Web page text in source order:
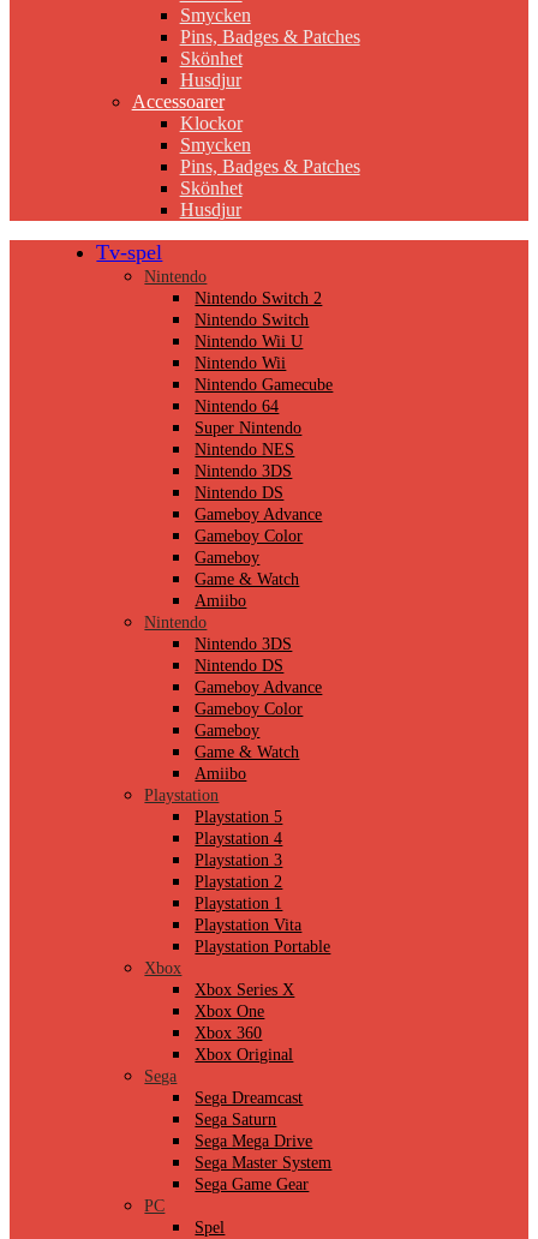
Smycken
Pins, Badges & Patches
Skönhet
Husdjur
Accessoarer
Klockor
Smycken
Pins, Badges & Patches
Skönhet
Husdjur
Tv-spel
Nintendo
Nintendo Switch 2
Nintendo Switch
Nintendo Wii U
Nintendo Wii
Nintendo Gamecube
Nintendo 64
Super Nintendo
Nintendo NES
Nintendo 3DS
Nintendo DS
Gameboy Advance
Gameboy Color
Gameboy
Game & Watch
Amiibo
Nintendo
Nintendo 3DS
Nintendo DS
Gameboy Advance
Gameboy Color
Gameboy
Game & Watch
Amiibo
Playstation
Playstation 5
Playstation 4
Playstation 3
Playstation 2
Playstation 1
Playstation Vita
Playstation Portable
Xbox
Xbox Series X
Xbox One
Xbox 360
Xbox Original
Sega
Sega Dreamcast
Sega Saturn
Sega Mega Drive
Sega Master System
Sega Game Gear
PC
Spel